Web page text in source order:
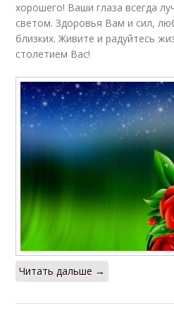
хорошего! Ваши глаза всегда
светом. Здоровья Вам и сил,
близких. Живите и радуйтесь
столетием Вас!
Читать дальше →